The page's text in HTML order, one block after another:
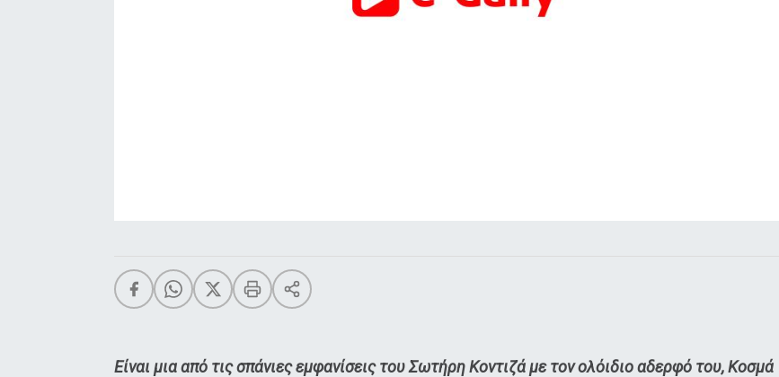
Είναι μια από τις σπάνιες εμφανίσεις του Σωτήρη Κοντιζά με τον ολόιδιο αδερφό του, Κοσμά